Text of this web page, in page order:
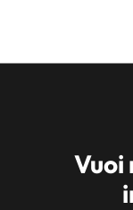
Vuoi